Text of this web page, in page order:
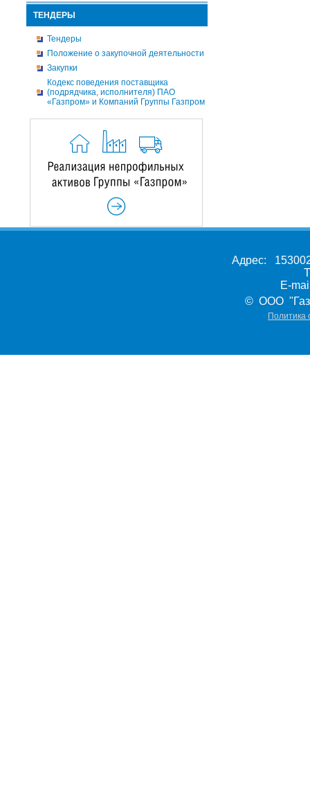
ТЕНДЕРЫ
Тендеры
Положение о закупочной деятельности
Закупки
Кодекс поведения поставщика
(подрядчика, исполнителя) ПАО
«Газпром» и Компаний Группы Газпром
Адрес:
E-
© ООО
Политика